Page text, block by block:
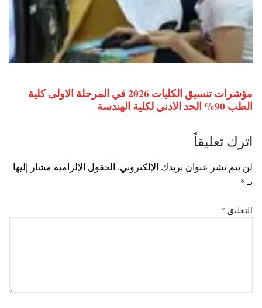
مؤشرات تنسيق الكليات 2026 في المرحلة الاولى كلية
الطب 90% الحد الادني لكلية الهندسة
اترك تعليقاً
لن يتم نشر عنوان بريدك الإلكتروني. الحقول الإلزامية مشار إليها
بـ *
التعليق *